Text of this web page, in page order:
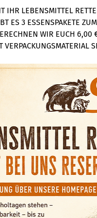
IHR LEBENSMITTEL
ES 3 ESSENSPAKETE
WIR EUCH 6,00